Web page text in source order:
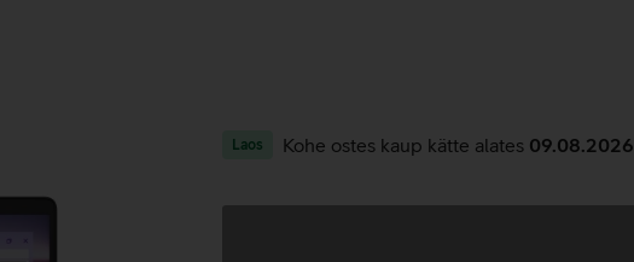
Laos Kohe ostes kaup kätte alates 09.08.2026